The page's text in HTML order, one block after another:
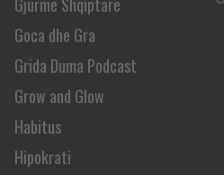
Goca dhe Gra
Grida Duma Podcast
Grow and Glow
Habitus
Hipokrati